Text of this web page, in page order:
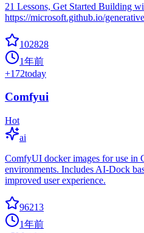
21 Lessons, Get Started Building
https://microsoft.github.io/
102828
1年前
+172today
Comfyui
Hot
ai
ComfyUI docker images for use in
environments. Includes AI-Dock
improved user experience.
96213
1年前